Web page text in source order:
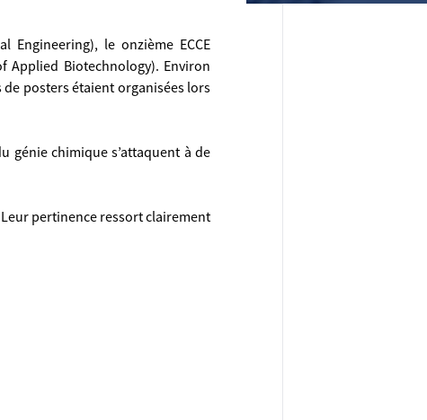
Engineering), le onzième ECCE
Applied Biotechnology). Environ
de posters étaient organisées lors
génie chimique s’attaquent à de
pertinence ressort clairement